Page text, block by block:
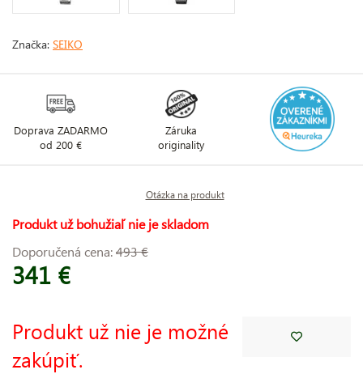
Značka: SEIKO
Doprava ZADARMO
od 200 €
Záruka
originality
Otázka na produkt
Produkt už bohužiaľ nie je skladom
Doporučená cena:493 €
341 €
Produkt už nie je možné
zakúpiť.